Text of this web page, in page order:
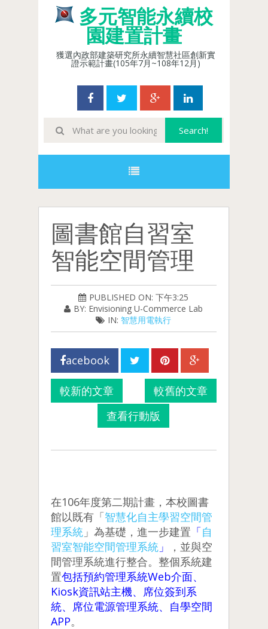
多元智能永續校
園建置計畫
獲選內政部建築研究所永續智慧社區創新實
證示範計畫(105年7月~108年12月)
圖書館自習室
智能空間管理
PUBLISHED ON: 下午3:25
BY: Envisioning U-Commerce Lab
IN: 智慧用電執行
acebook
較新的文章
較舊的文章
查看行動版
在106年度第二期計畫，本校圖書
館以既有「智慧化自主學習空間管
理系統 」為基礎，進一步建置 「自
習室智能空間管理系統 」
，並與空
間管理系統進行整合。整個系統建
置包括預約管理系統Web介面、
Kiosk資訊站主機、席位簽到系
統、席位電源管理系統、自學空間
APP。